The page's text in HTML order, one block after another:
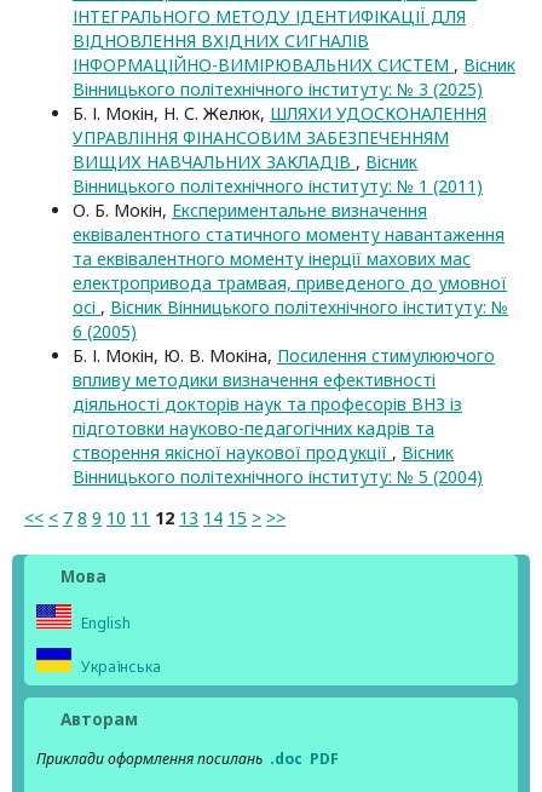
ІНТЕГРАЛЬНОГО МЕТОДУ ІДЕНТИФІКАЦІЇ ДЛЯ
ВІДНОВЛЕННЯ ВХІДНИХ СИГНАЛІВ
ІНФОРМАЦІЙНО-ВИМІРЮВАЛЬНИХ СИСТЕМ , Вісник
Вінницького політехнічного інституту: № 3 (2025)
Б. І. Мокін, Н. С. Желюк, ШЛЯХИ УДОСКОНАЛЕННЯ
УПРАВЛІННЯ ФІНАНСОВИМ ЗАБЕЗПЕЧЕННЯМ
ВИЩИХ НАВЧАЛЬНИХ ЗАКЛАДІВ , Вісник
Вінницького політехнічного інституту: № 1 (2011)
О. Б. Мокін, Експериментальне визначення
еквівалентного статичного моменту навантаження
та еквівалентного моменту інерції махових мас
електропривода трамвая, приведеного до умовної
осі , Вісник Вінницького політехнічного інституту: №
6 (2005)
Б. І. Мокін, Ю. В. Мокіна, Посилення стимулюючого
впливу методики визначення ефективності
діяльності докторів наук та професорів ВНЗ із
підготовки науково-педагогічних кадрів та
створення якісної наукової продукції , Вісник
Вінницького політехнічного інституту: № 5 (2004)
<< < 7 8 9 10 11 12 13 14 15 > >>
Мова
English
Українська
Авторам
Приклади оформлення посилань .doc PDF